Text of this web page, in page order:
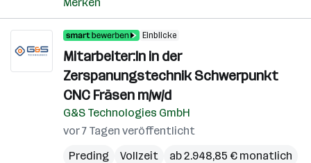
Einblicke
Mitarbeiter:In in der
Zerspanungstechnik Schwerpunkt
CNC Fräsen m/w/d
G&S Technologies GmbH
vor 7 Tagen veröffentlicht
Preding
Vollzeit ab 2.948,85 € monatlich